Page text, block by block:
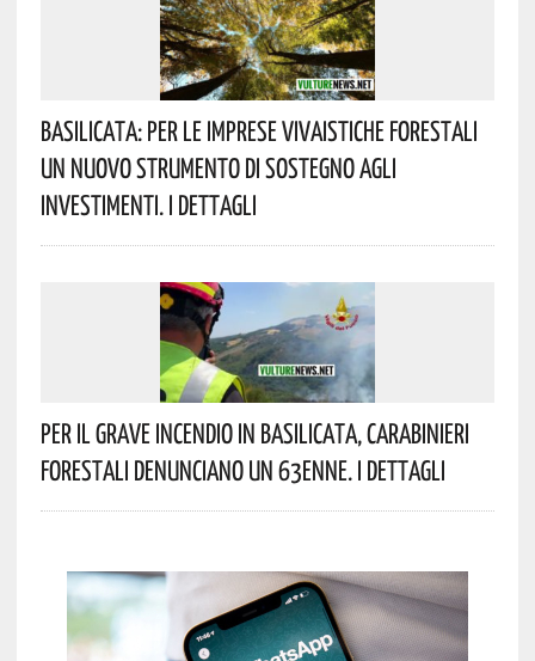
Basilicata: Per Le Imprese Vivaistiche Forestali
Un Nuovo Strumento Di Sostegno Agli
Investimenti. I Dettagli
Per Il Grave Incendio In Basilicata, Carabinieri
Forestali Denunciano Un 63enne. I Dettagli